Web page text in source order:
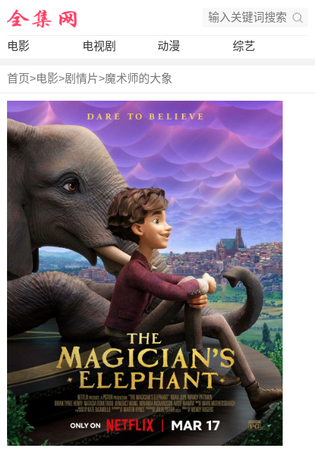
电影 电视剧 动漫 综艺
首页>电影>剧情片>魔术师的大象